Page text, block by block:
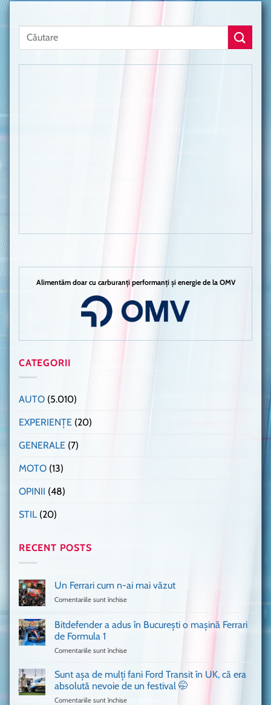
Alimentăm doar cu carburanți performanți și energie de la OMV
CATEGORII
AUTO (5.010)
EXPERIENȚE (20)
GENERALE (7)
MOTO (13)
OPINII (48)
STIL (20)
RECENT POSTS
Un Ferrari cum n-ai mai văzut
Comentariile sunt închise
Ferrari
cum
văzut
Bitdefender a adus în București o mașină Ferrari
de Formula 1
Comentariile sunt închise
a
adus
în
Sunt așa de mulți fani Ford Transit în UK, că era
absolută nevoie de un festival 🤭
Comentariile sunt închise